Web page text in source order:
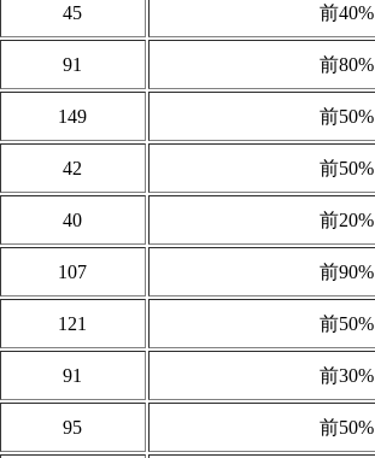
45 前40%
91 前80%
149 前50%
42 前50%
40 前20%
107 前90%
121 前50%
91 前30%
95 前50%